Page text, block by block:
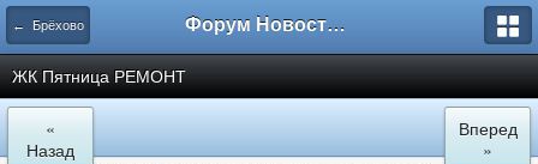
← Брёхово Форум Новостройки
ЖК Пятница РЕМОНТ
«
Назад
Вперед
»